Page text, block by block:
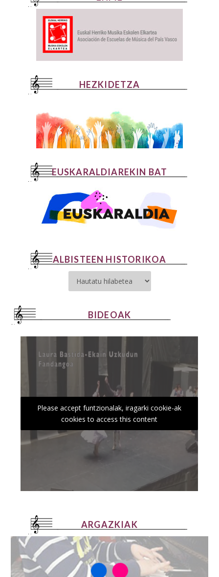
HEZKIDETZA
EUSKARALDIAREKIN BAT
ALBISTEEN HISTORIKOA
BIDEOAK
Please accept funtzionalak, iragarki cookie-ak
cookies to access this content
ARGAZKIAK